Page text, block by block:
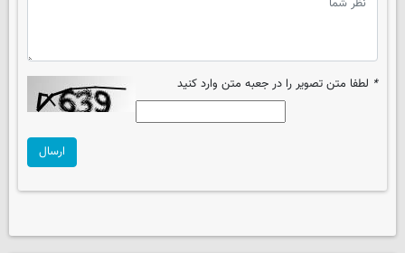
* لطفا متن تصویر را در جعبه متن وارد کنید
ارسال